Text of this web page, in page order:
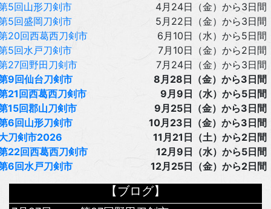
5回山形刀剣市
4月24日（金）から3日間
5回盛岡刀剣市
5月22日（金）から3日間
20回西葛西刀剣市
6月10日（水）から5日間
5回水戸刀剣市
7月10日（金）から2日間
27回野田刀剣市
7月24日（金）から3日間
9回仙台刀剣市
8月28日（金）から3日間
21回西葛西刀剣市
9月9日（水）から5日間
15回郡山刀剣市
9月25日（金）から3日間
6回山形刀剣市
10月23日（金）から3日間
刀剣市2026
11月21日（土）から2日間
22回西葛西刀剣市
12月9日（水）から5日間
6回水戸刀剣市
12月25日（金）から2日間
【ブログ】